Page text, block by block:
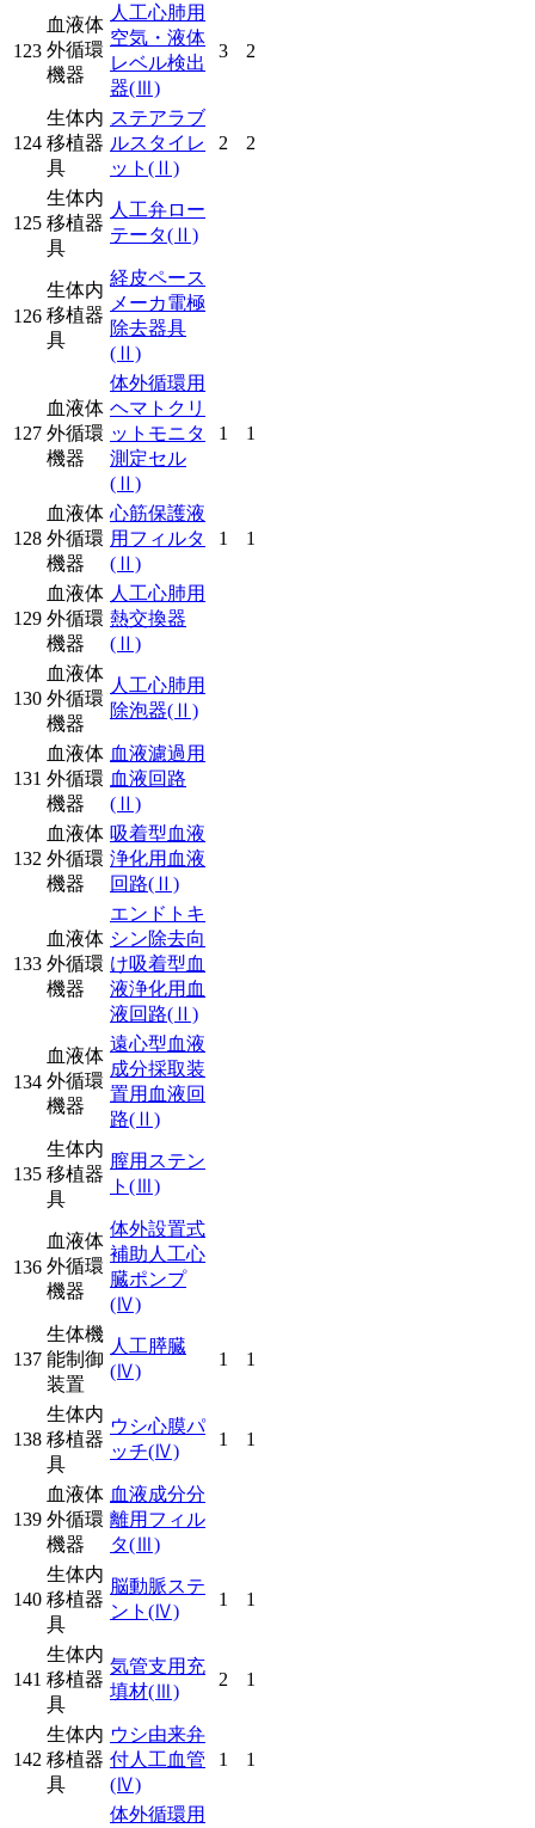
123
血液体
外循環
機器
人工心肺用
空気・液体
レベル検出
器(Ⅲ)
3 2
124
生体内
移植器
具
ステアラブ
ルスタイレ
ット (Ⅱ)
2 2
125
生体内
移植器
具
人工弁ロー
テータ(Ⅱ)
126
生体内
移植器
具
経皮ペース
メーカ電極
除去器具
(Ⅱ)
127
血液体
外循環
機器
体外循環用
ヘマトクリ
ットモニタ
測定セル
(Ⅱ)
1 1
128
血液体
外循環
機器
心筋保護液
用フィルタ
(Ⅱ)
1 1
129
血液体
外循環
機器
人工心肺用
熱交換器
(Ⅱ)
130
血液体
外循環
機器
人工心肺用
除泡器(Ⅱ)
131
血液体
外循環
機器
血液濾過用
血液回路
(Ⅱ)
132
血液体
外循環
機器
吸着型血液
浄化用血液
回路(Ⅱ)
133
血液体
外循環
機器
エンドトキ
シン除去向
け吸着型血
液浄化用血
液回路(Ⅱ)
134
血液体
外循環
機器
遠心型血液
成分採取装
置用血液回
路(Ⅱ)
135
生体内
移植器
具
膣用ステン
ト (Ⅲ)
136
血液体
外循環
機器
体外設置式
補助人工心
臓ポンプ
(Ⅳ)
137
生体機
能制御
装置
人工膵臓
(Ⅳ)
1 1
138
生体内
移植器
具
ウシ心膜パ
ッチ(Ⅳ)
1 1
139
血液体
外循環
機器
血液成分分
離用フィル
タ(Ⅲ)
140
生体内
移植器
具
脳動脈ステ
ント (Ⅳ)
1 1
141
生体内
移植器
具
気管支用充
填材(Ⅲ)
2 1
142
生体内
移植器
具
ウシ由来弁
付人工血管
(Ⅳ)
1 1
体外循環用